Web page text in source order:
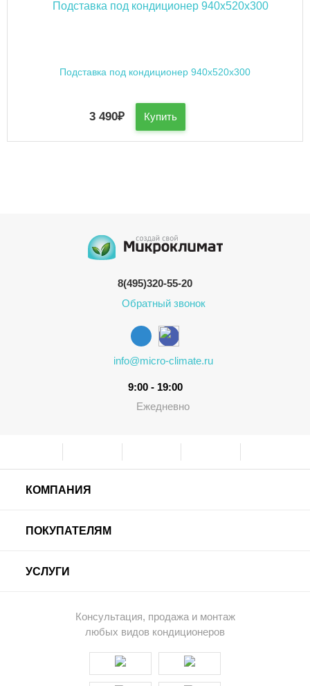
Подставка под кондиционер 940x520x300
3 490₽ Купить
8(495)320-55-20
Обратный звонок
info@micro-climate.ru
9:00 - 19:00
Ежедневно
КОМПАНИЯ
ПОКУПАТЕЛЯМ
УСЛУГИ
Консультация, продажа и монтаж
любых видов кондиционеров